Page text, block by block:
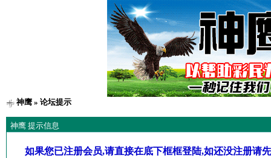
神鹰» 论坛提示
神鹰 提示信息
如果您已注册会员,请直接在底下框框登陆,如还没注册请